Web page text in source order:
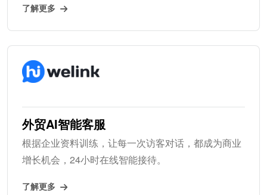
了解更多
外贸AI智能客服
根据企业资料训练，让每一次访客对话，都成为商业
增长机会，24小时在线智能接待。
了解更多